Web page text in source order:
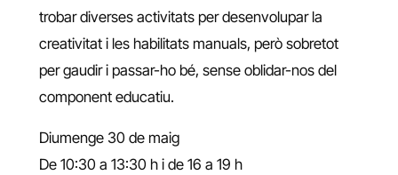
trobar diverses activitats per desenvolupar la
creativitat i les habilitats manuals, però sobretot
per gaudir i passar-ho bé, sense oblidar-nos del
component educatiu.
Diumenge 30 de maig
De 10:30 a 13:30 h i de 16 a 19 h